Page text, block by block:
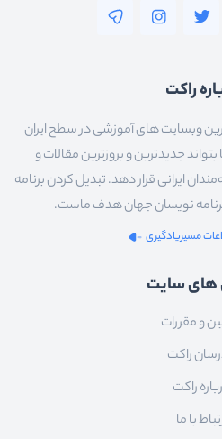
راکت
وبسایت های آموزشی در سطح ایران
جدیدترین و بروزترین مقالات و
ایرانی قرار دهد. تبدیل کردن برنامه
برنامه نویسان جهان هدف ماست.
مسیریادگیری
سایت
و مقررات
راکت
راکت
با ما